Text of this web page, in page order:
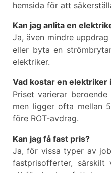
hemsida för att
Kan jag anlita en
Ja, även mindre
eller byta en
elektriker.
Vad kostar en elektriker
Priset varierar
men ligger ofta mellan
före ROT-avdrag.
Kan jag få fast pris?
Ja, för vissa typer av
fastprisofferter, särskilt